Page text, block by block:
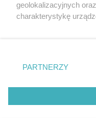
Zapisz sie na
PROJEKTY
Otrzymasz e-
👍 praktyczne
geolokalizacyjnych
charakterystykę
zmienić/wycofać
znajdujący się w
rodzaje przetwarzania
użytkownika, ale
przetwarzaniu.
PARTNERZY